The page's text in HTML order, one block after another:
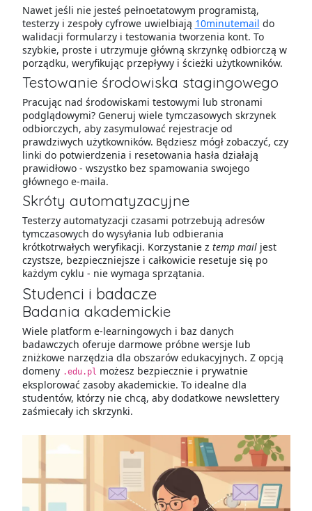
Nawet jeśli nie jesteś pełnoetatowym programistą,
testerzy i zespoły cyfrowe uwielbiają 10minutemail do
walidacji formularzy i testowania tworzenia kont. To
szybkie, proste i utrzymuje główną skrzynkę odbiorczą w
porządku, weryfikując przepływy i ścieżki użytkowników.
Testowanie środowiska stagingowego
Pracując nad środowiskami testowymi lub stronami
podglądowymi? Generuj wiele tymczasowych skrzynek
odbiorczych, aby zasymulować rejestracje od
prawdziwych użytkowników. Będziesz mógł zobaczyć, czy
linki do potwierdzenia i resetowania hasła działają
prawidłowo - wszystko bez spamowania swojego
głównego e-maila.
Skróty automatyzacyjne
Testerzy automatyzacji czasami potrzebują adresów
tymczasowych do wysyłania lub odbierania
krótkotrwałych weryfikacji. Korzystanie z temp mailjest
czystsze, bezpieczniejsze i całkowicie resetuje się po
każdym cyklu - nie wymaga sprzątania.
Studenci i badacze
Badania akademickie
Wiele platform e-learningowych i baz danych
badawczych oferuje darmowe próbne wersje lub
zniżkowe narzędzia dla obszarów edukacyjnych. Z opcją
domeny .edu.pl możesz bezpiecznie i prywatnie
eksplorować zasoby akademickie. To idealne dla
studentów, którzy nie chcą, aby dodatkowe newslettery
zaśmiecały ich skrzynki.